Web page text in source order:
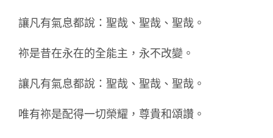
讓凡有氣息都說：聖哉、聖哉、聖哉。
祢是昔在永在的全能主，永不改變。
讓凡有氣息都說：聖哉、聖哉、聖哉。
唯有祢是配得一切榮耀，尊貴和頌讚。